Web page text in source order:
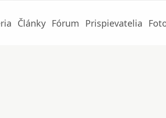
Články Fórum Prispievatelia